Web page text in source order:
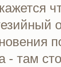
- там